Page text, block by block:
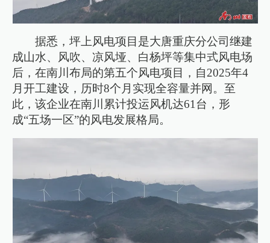
据悉，坪上风电项目是大唐重庆分公司继建
成山水、风吹、凉风垭、白杨坪等集中式风电场
后，在南川布局的第五个风电项目，自2025年4
月开工建设，历时8个月实现全容量并网。至
此，该企业在南川累计投运风机达61台，形
成“五场一区”的风电发展格局。